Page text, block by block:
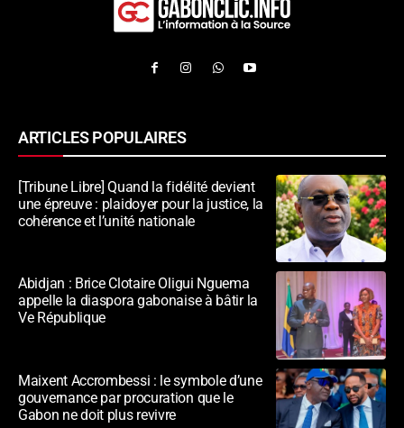
ARTICLES POPULAIRES
[Tribune Libre] Quand la fidélité devient
une épreuve : plaidoyer pour la justice, la
cohérence et l’unité nationale
Abidjan : Brice Clotaire Oligui Nguema
appelle la diaspora gabonaise à bâtir la
Ve République
Maixent Accrombessi : le symbole d’une
gouvernance par procuration que le
Gabon ne doit plus revivre